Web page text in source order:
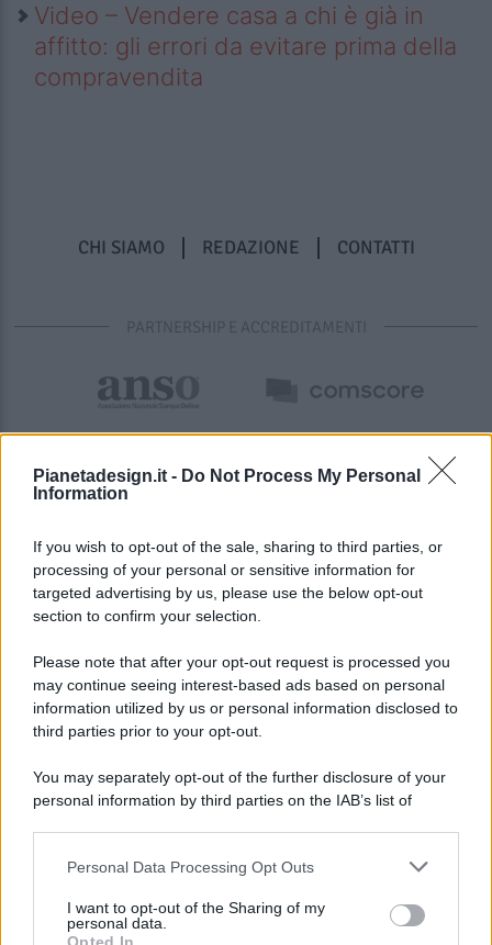
Pianetadesign.it - Do Not Process My Personal
Information
If you wish to opt-out of the sale, sharing to third parties, or
processing of your personal or sensitive information for
targeted advertising by us, please use the below opt-out
section to confirm your selection.
Please note that after your opt-out request is processed you
may continue seeing interest-based ads based on personal
information utilized by us or personal information disclosed to
third parties prior to your opt-out.
You may separately opt-out of the further disclosure of your
personal information by third parties on the IAB’s list of
This information may also be disclosed by us to third parties
disclose it to other third parties.
Personal Data Processing Opt Outs
I want to opt-out of the Sharing of my
personal data.
Video – Vendere casa a chi è già in
affitto: gli errori da evitare prima della
compravendita
CHI SIAMO REDAZIONE CONTATTI
PARTNERSHIP E ACCREDITAMENTI
© 2026 - Pianeta Design - P.IVA 04827280654 - Testata
Registrata Al Tribunale Di Nocera Inferiore N. 8/2020 - RG N.
ISCRIZIONE AL ROC N. 35792 – ISCRITTA ALL’ANSO
(ASSOCIAZIONE NAZIONALE STAMPA ONLINE)
PREFERENZE PRIVACY